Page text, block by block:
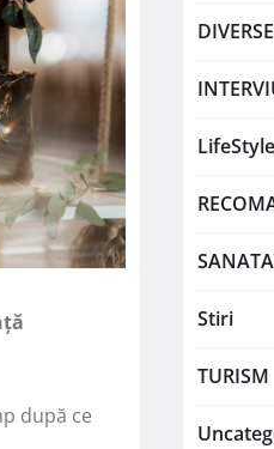
după ce
DIVERSE
LifeStyle
Stiri
TURISM